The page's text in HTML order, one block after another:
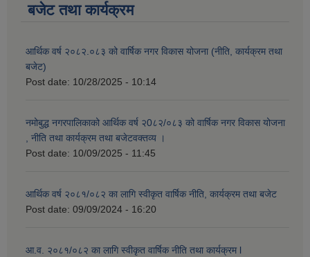
बजेट तथा कार्यक्रम
आर्थिक वर्ष २०८२.०८३ को वार्षिक नगर विकास योजना (नीति, कार्यक्रम तथा
बजेट)
Post date: 10/28/2025 - 10:14
नमोबुद्ध नगरपालिकाको आर्थिक वर्ष २0८२/०८३ को वार्षिक नगर विकास योजना
, नीति तथा कार्यक्रम तथा बजेटवक्तव्य ।
Post date: 10/09/2025 - 11:45
आर्थिक वर्ष २०८१/०८२ का लागि स्वीकृत वार्षिक नीति, कार्यक्रम तथा बजेट
Post date: 09/09/2024 - 16:20
आ.व. २०८१/०८२ का लागि स्वीकृत वार्षिक नीति तथा कार्यक्रम l